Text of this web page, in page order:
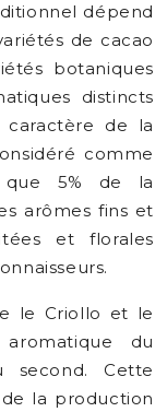
dépend
de cacao
botaniques
distincts
de la
comme
5% de la
arômes fins et
et florales
le Criollo et le
du
second. Cette
la production